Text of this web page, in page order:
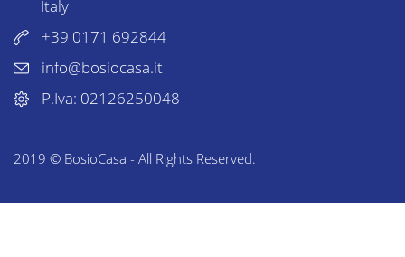
Italy
+39 0171 692844
info@bosiocasa.it
P.Iva: 02126250048
2019 © BosioCasa - All Rights Reserved.